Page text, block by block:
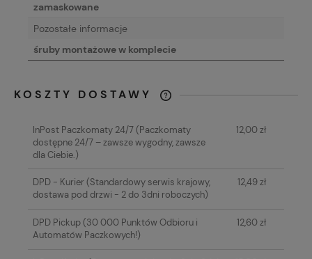
zamaskowane
Pozostałe informacje
śruby montażowe w komplecie
KOSZTY DOSTAWY
KOSZTÓW PŁATNOŚCI
InPost Paczkomaty 24/7(Paczkomaty
dostępne 24/7 – zawsze wygodny, zawsze
dla Ciebie.)
12,00 zł
DPD - Kurier(Standardowy serwis krajowy,
dostawa pod drzwi - 2 do 3dni roboczych)
12,49 zł
DPD Pickup(30 000 Punktów Odbioru i
Automatów Paczkowych!)
12,60 zł